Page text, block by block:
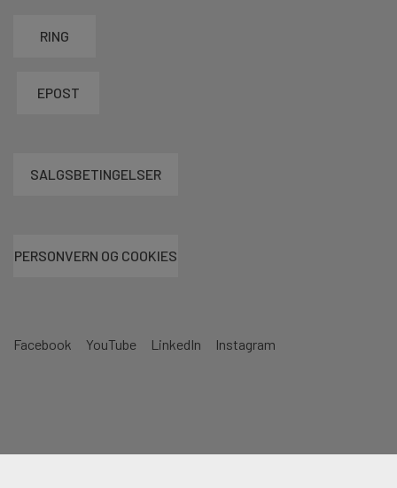
Facebook YouTube LinkedIn Instagram
RING
EPOST
SALGSBETINGELSER
PERSONVERN OG COOKIES